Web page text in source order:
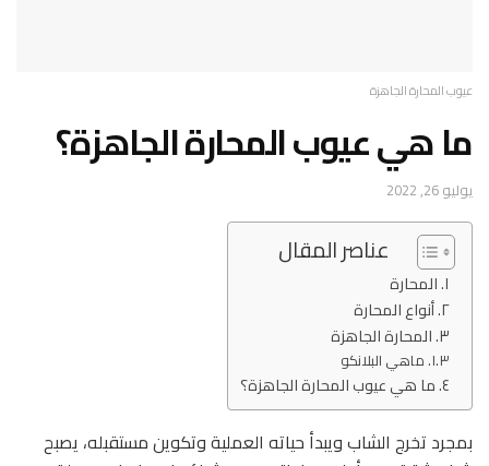
عيوب المحارة الجاهزة
ما هي عيوب المحارة الجاهزة؟
يوليو 26, 2022
عناصر المقال
المحارة
أنواع المحارة
المحارة الجاهزة
ماهي البلانكو
ما هي عيوب المحارة الجاهزة؟
بمجرد تخرج الشاب ويبدأ حياته العملية وتكوين مستقبله، يصبح